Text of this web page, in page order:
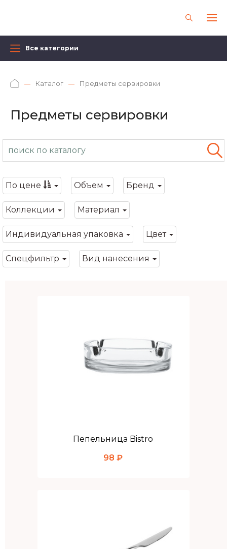
Все категории
Каталог Предметы сервировки
Предметы сервировки
По цене Объем Бренд
Коллекции Материал
Индивидуальная упаковка Цвет
Спецфильтр Вид нанесения
Пепельница Bistro
98 ₽